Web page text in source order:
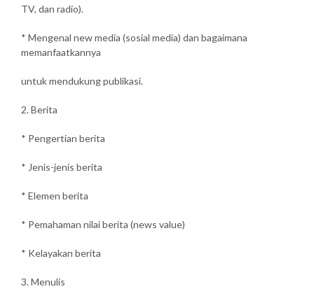
TV, dan radio).
* Mengenal new media (sosial media) dan bagaimana
memanfaatkannya
untuk mendukung publikasi.
2. Berita
* Pengertian berita
* Jenis-jenis berita
* Elemen berita
* Pemahaman nilai berita (news value)
* Kelayakan berita
3. Menulis